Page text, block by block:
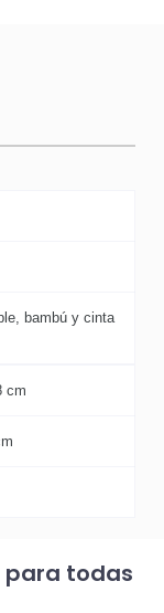
bambú y cinta
cm
todas